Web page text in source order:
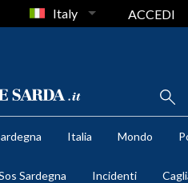
Italy ACCEDI
Italia Mondo
Sardegna Incidenti